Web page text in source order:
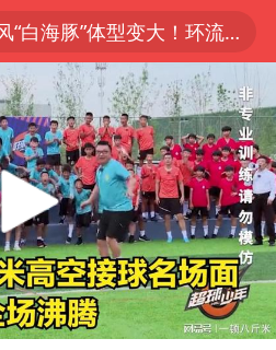
台风“白海豚”体型变大！环流面积接近13个浙江那么大
阻止14岁女儿买大牌
女子开一天一夜空调后二氧化碳中毒
王力宏演唱会黄牛带观众藏匿被查获
官方通报教师招聘笔试前13名被淘汰
泰国校园枪击案死亡人数升至7人
陕西省委书记赶赴柞水县杏坪镇
00:37